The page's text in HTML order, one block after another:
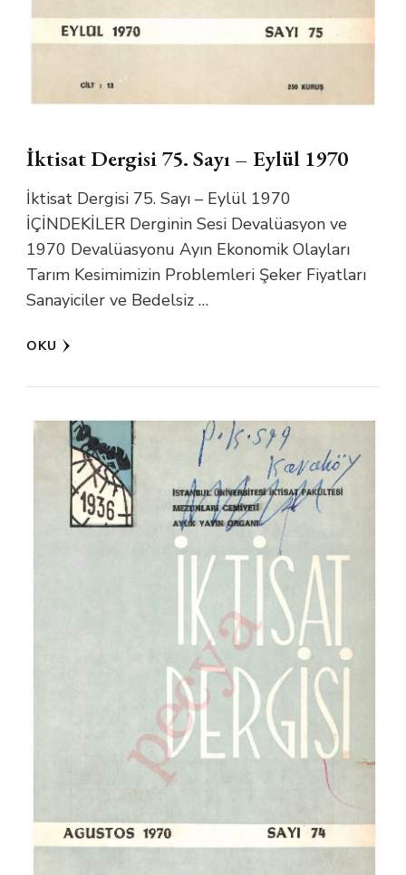
İktisat Dergisi 75. Sayı – Eylül 1970
İktisat Dergisi 75. Sayı – Eylül 1970
İÇİNDEKİLER Derginin Sesi Devalüasyon ve
1970 Devalüasyonu Ayın Ekonomik Olayları
Tarım Kesimimizin Problemleri Şeker Fiyatları
Sanayiciler ve Bedelsiz …
OKU